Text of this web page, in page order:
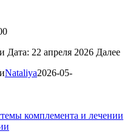
22 апреля 2026 Далее
Nataliya2026-05-
комплемента и лечении